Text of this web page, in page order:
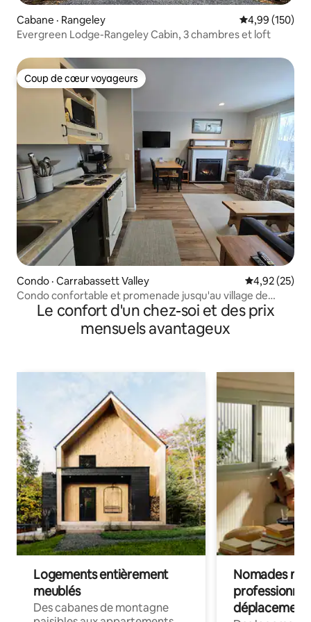
Cabane · Rangeley Note
4,99 (150)
Evergreen Lodge-Rangeley Cabin, 3 chambres et loft
Coup de cœur voyageurs
Coup de cœur voyageurs
Condo · Carrabassett Valley Note
4,92 (25)
Condo confortable et promenade jusqu'au village de
Sugarloaf
Le confort d'un chez-soi et des prix
mensuels avantageux
Logements entièrement
meublés
Des cabanes de montagne
Nomades
déplacement